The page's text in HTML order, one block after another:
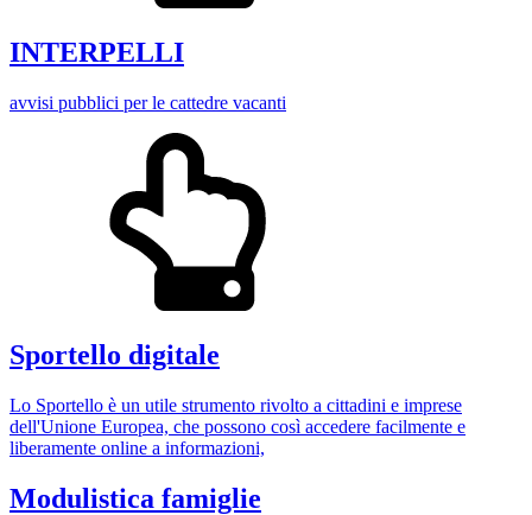
INTERPELLI
avvisi pubblici per le cattedre vacanti
Sportello digitale
Lo Sportello è un utile strumento rivolto a cittadini e imprese
dell'Unione Europea, che possono così accedere facilmente e
liberamente online a informazioni,
Modulistica famiglie